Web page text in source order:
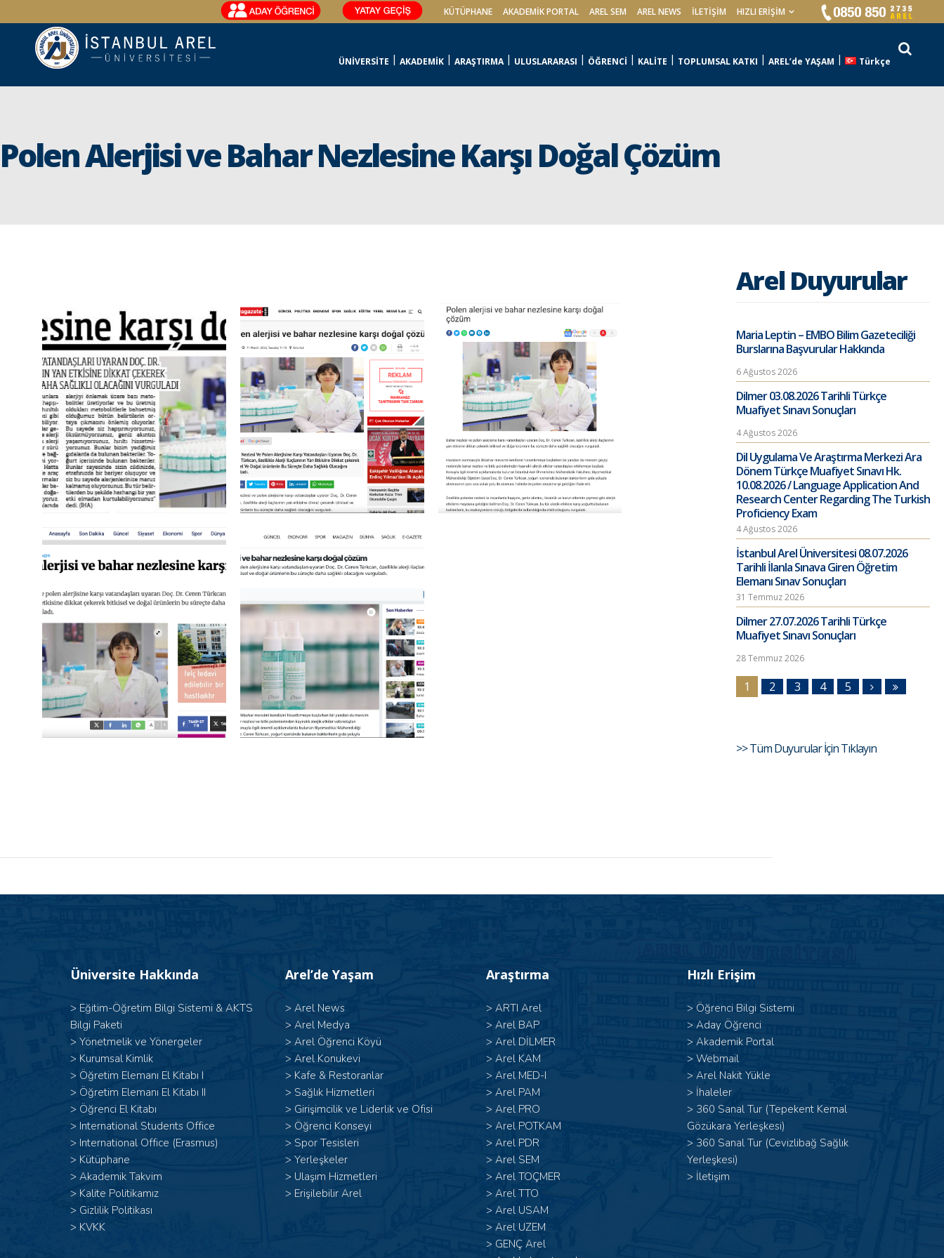
KÜTÜPHANE AKADEMİK PORTAL AREL SEM AREL NEWS İLETIŞIM HIZLI ERİŞİM
ÜNİVERSİTE AKADEMİK ARAŞTIRMA ULUSLARARASI ÖĞRENCİ KALİTE TOPLUMSAL KATKI AREL’de YAŞAM Türkçe
Polen Alerjisi ve Bahar Nezlesine Karşı Doğal Çözüm
Arel Duyurular
Maria Leptin – EMBO Bilim Gazeteciliği
Burslarına Başvurular Hakkında
6 Ağustos 2026
Dilmer 03.08.2026 Tarihli Türkçe
Muafiyet Sınavı Sonuçları
4 Ağustos 2026
Dil Uygulama Ve Araştırma Merkezi Ara
Dönem Türkçe Muafiyet Sınavı Hk.
10.08.2026 / Language Application And
Research Center Regarding The Turkish
Proficiency Exam
4 Ağustos 2026
İstanbul Arel Üniversitesi 08.07.2026
Tarihli İlanla Sınava Giren Öğretim
Elemanı Sınav Sonuçları
31 Temmuz 2026
Dilmer 27.07.2026 Tarihli Türkçe
Muafiyet Sınavı Sonuçları
28 Temmuz 2026
1 2 3 4 5
>> Tüm Duyurular İçin Tıklayın
Üniversite Hakkında
> Eğitim-Öğretim Bilgi Sistemi & AKTS
Bilgi Paketi
> Yönetmelik ve Yönergeler
> Kurumsal Kimlik
> Öğretim Elemanı El Kitabı I
> Öğretim Elemanı El Kitabı II
> Öğrenci El Kitabı
> International Students Office
> International Office (Erasmus)
> Kütüphane
> Akademik Takvim
> Kalite Politikamız
> Gizlilik Politikası
> KVKK
Arel’de Yaşam
> Arel News
> Arel Medya
> Arel Öğrenci Köyü
> Arel Konukevi
> Kafe & Restoranlar
> Sağlık Hizmetleri
> Girişimcilik ve Liderlik ve Ofisi
> Öğrenci Konseyi
> Spor Tesisleri
> Yerleşkeler
> Ulaşım Hizmetleri
> Erişilebilir Arel
Araştırma
> ARTI Arel
> Arel BAP
> Arel DİLMER
> Arel KAM
> Arel MED-I
> Arel PAM
> Arel PRO
> Arel POTKAM
> Arel PDR
> Arel SEM
> Arel TOÇMER
> Arel TTO
> Arel USAM
> Arel UZEM
> GENÇ Arel
Hızlı Erişim
> Öğrenci Bilgi Sistemi
> Aday Öğrenci
> Akademik Portal
> Webmail
> Arel Nakit Yükle
> İhaleler
> 360 Sanal Tur (Tepekent Kemal
Gözükara Yerleşkesi)
> 360 Sanal Tur (Cevizlibağ Sağlık
Yerleşkesi)
> İletişim